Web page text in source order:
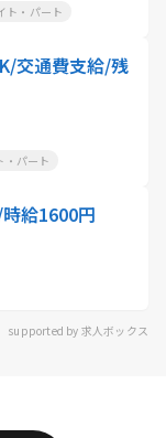
ト・パート
交通費支給/残
・パート
給1600円
supported by 求人ボックス